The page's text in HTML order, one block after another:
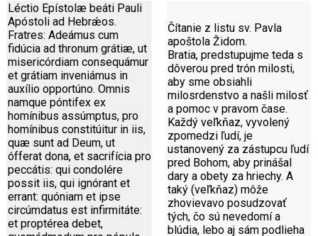
Léctio Epístolæ beáti Pauli
Apóstoli ad Hebrǽos.
Fratres: Adeámus cum
fidúcia ad thronum grátiæ, ut
misericórdiam consequámur
et grátiam inveniámus in
auxílio opportúno. Omnis
namque póntifex ex
homínibus assúmptus, pro
homínibus constitúitur in iis,
quæ sunt ad Deum, ut
ófferat dona, et sacrifícia pro
peccátis: qui condolére
possit iis, qui ignórant et
errant: quóniam et ipse
circúmdatus est infirmitáte:
et proptérea debet,
Čítanie z listu sv. Pavla
apoštola Židom.
Bratia, predstupujme teda s
dôverou pred trón milosti,
aby sme obsiahli
milosrdenstvo a našli milosť
a pomoc v pravom čase.
Každý veľkňaz, vyvolený
zpomedzi ľudí, je
ustanovený za zástupcu ľudí
pred Bohom, aby prinášal
dary a obety za hriechy. A
taký (veľkňaz) môže
zhovievavo posudzovať
tých, čo sú nevedomí a
blúdia, lebo aj sám podlieha